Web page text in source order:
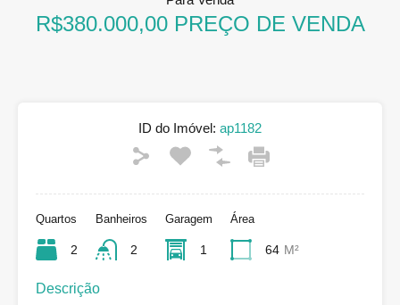
R$380.000,00 PREÇO DE VENDA
ID do Imóvel: ap1182
Quartos
2
Banheiros
2
Garagem
1
Área
64 M²
Descrição